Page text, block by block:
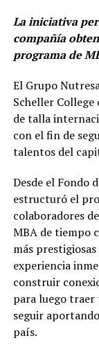
La iniciativa
compañía
programa de
El Grupo
Scheller
de talla
con el fin de
talentos del
Desde el Fondo
estructuró el
colaboradores
MBA de tiempo
más
experiencia
construir
para luego traer
seguir
país.